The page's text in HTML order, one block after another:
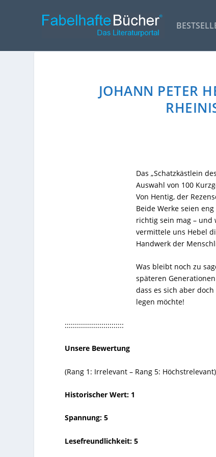
JOHANN PETER
Das „Schatzkästlein
Auswahl von 100
Von Hentig, der
Beide Werke seien
richtig sein mag – und
vermittele uns Hebel
Handwerk der
Was bleibt noch zu
späteren
dass es sich aber
legen möchte!
:::::::::::::::::::::::::::::
Unsere Bewertung
(Rang 1: Irrelevant – Rang 5: Höchstrelevant)
Historischer Wert: 1
Spannung: 5
Lesefreundlichkeit: 5